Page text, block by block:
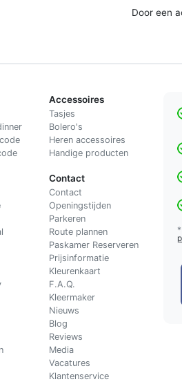
Door een
Accessoires
Tasjes
Bolero's
Heren accessoires
Handige producten
Contact
Contact
Openingstijden
Parkeren
Route plannen
Paskamer Reserveren
Prijsinformatie
Kleurenkaart
F.A.Q.
Kleermaker
Nieuws
Blog
Reviews
Media
Vacatures
Klantenservice